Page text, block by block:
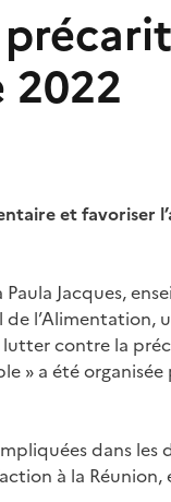
2022
et favoriser
Jacques,
l’Alimentation,
lutter contre la
» a été organisée
dans
à la